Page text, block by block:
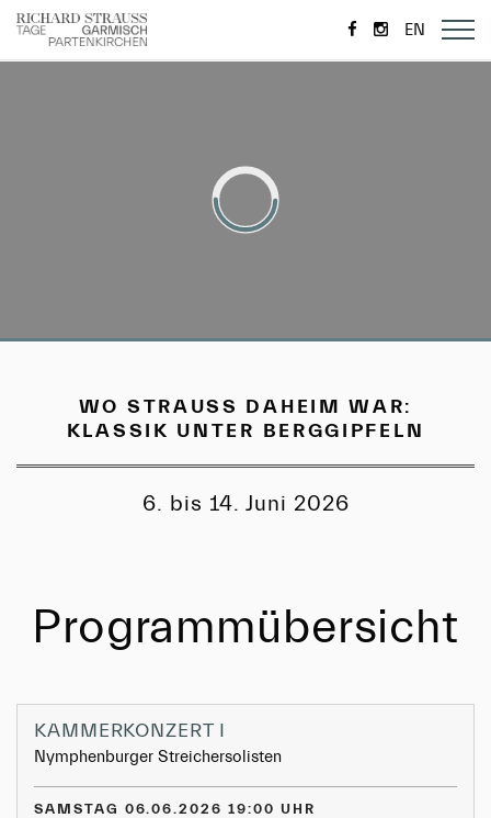
https://de-
https://
EN
WO STRAUSS DAHEIM WAR:
KLASSIK UNTER BERGGIPFELN
6. bis 14. Juni 2026
Programmübersicht
KAMMERKONZERT I
Nymphenburger Streichersolisten
SAMSTAG 06.06.2026 19:00 UHR